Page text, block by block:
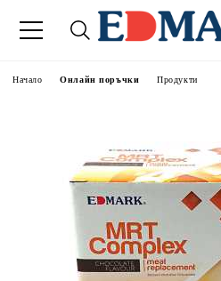
Начало Онлайн поръчки Продукти